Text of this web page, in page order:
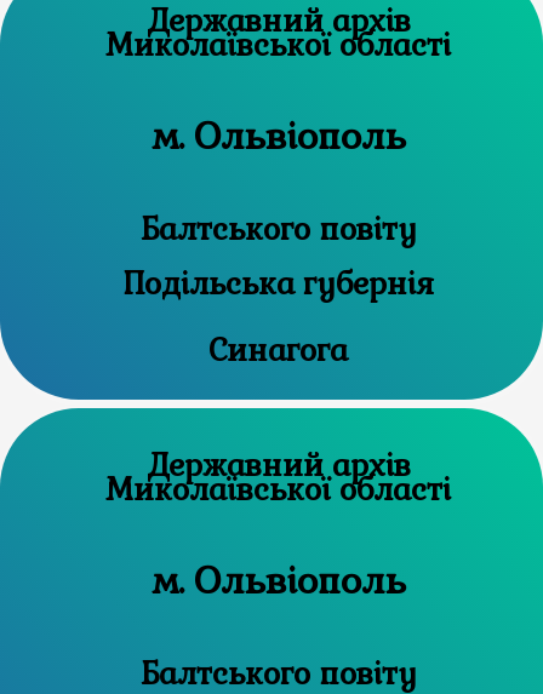
Державний архів
Миколаївської області
м. Ольвіополь
Балтського повіту
Подільська губернія
Синагога
Державний архів
Миколаївської області
м. Ольвіополь
Балтського повіту